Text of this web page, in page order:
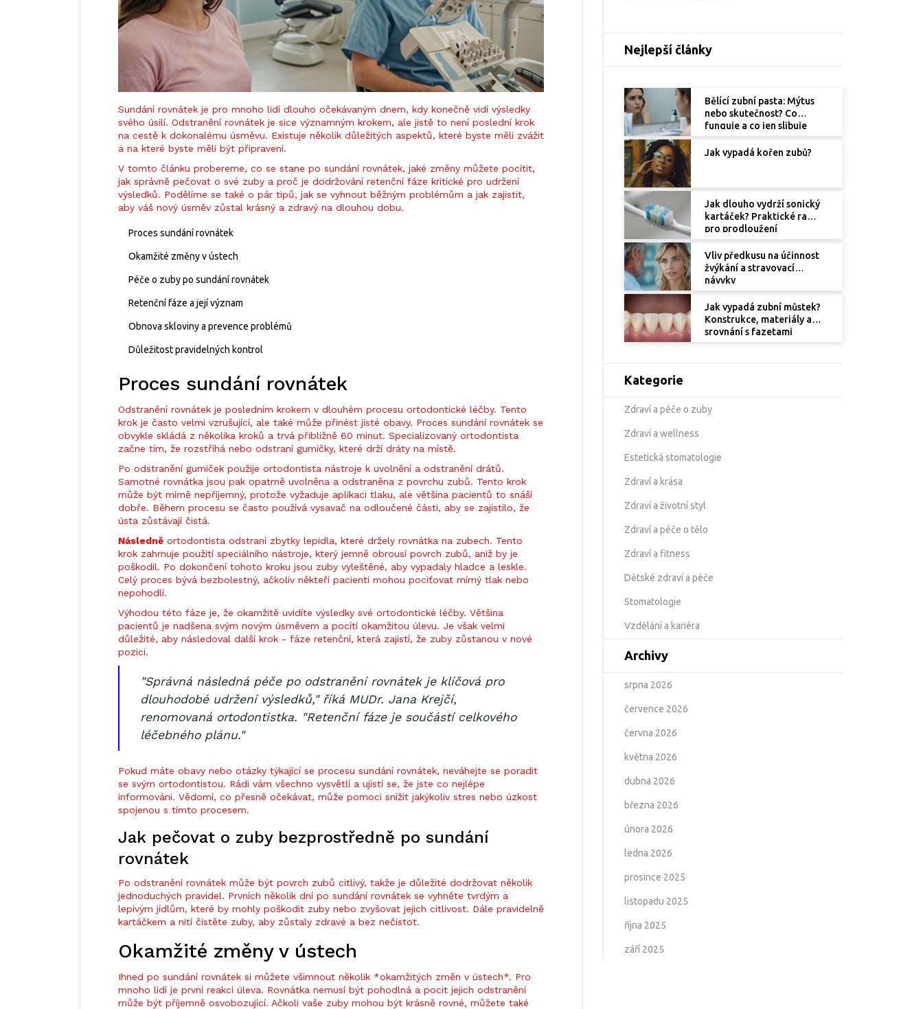
Sundání rovnátek je pro mnoho lidí dlouho očekávaným dnem, kdy konečně vidí výsledky
svého úsilí. Odstranění rovnátek je sice významným krokem, ale jistě to není poslední krok
na cestě k dokonalému úsměvu. Existuje několik důležitých aspektů, které byste měli zvážit
a na které byste měli být připraveni.
V tomto článku probereme, co se stane po sundání rovnátek, jaké změny můžete pocítit,
jak správně pečovat o své zuby a proč je dodržování retenční fáze kritické pro udržení
výsledků. Podělíme se také o pár tipů, jak se vyhnout běžným problémům a jak zajistit,
aby váš nový úsměv zůstal krásný a zdravý na dlouhou dobu.
Proces sundání rovnátek
Okamžité změny v ústech
Péče o zuby po sundání rovnátek
Retenční fáze a její význam
Obnova skloviny a prevence problémů
Důležitost pravidelných kontrol
Proces sundání rovnátek
Odstranění rovnátek je posledním krokem v dlouhém procesu ortodontické léčby. Tento
krok je často velmi vzrušující, ale také může přinést jisté obavy. Proces sundání rovnátek se
obvykle skládá z několika kroků a trvá přibližně 60 minut. Specializovaný ortodontista
začne tím, že rozstříhá nebo odstraní gumičky, které drží dráty na místě.
Po odstranění gumiček použije ortodontista nástroje k uvolnění a odstranění drátů.
Samotné rovnátka jsou pak opatrně uvolněna a odstraněna z povrchu zubů. Tento krok
může být mírně nepříjemný, protože vyžaduje aplikaci tlaku, ale většina pacientů to snáší
dobře. Během procesu se často používá vysavač na odloučené části, aby se zajistilo, že
ústa zůstávají čistá.
Následně ortodontista odstraní zbytky lepidla, které držely rovnátka na zubech. Tento
krok zahrnuje použití speciálního nástroje, který jemně obrousí povrch zubů, aniž by je
poškodil. Po dokončení tohoto kroku jsou zuby vyleštěné, aby vypadaly hladce a leskle.
Celý proces bývá bezbolestný, ačkoliv někteří pacienti mohou pociťovat mírný tlak nebo
nepohodlí.
Výhodou této fáze je, že okamžitě uvidíte výsledky své ortodontické léčby. Většina
pacientů je nadšena svým novým úsměvem a pocítí okamžitou úlevu. Je však velmi
důležité, aby následoval další krok - fáze retenční, která zajistí, že zuby zůstanou v nové
pozici.
"Správná následná péče po odstranění rovnátek je klíčová pro
dlouhodobé udržení výsledků," říká MUDr. Jana Krejčí,
renomovaná ortodontistka. "Retenční fáze je součástí celkového
léčebného plánu."
Pokud máte obavy nebo otázky týkající se procesu sundání rovnátek, neváhejte se poradit
se svým ortodontistou. Rádi vám všechno vysvětlí a ujistí se, že jste co nejlépe
informováni. Vědomí, co přesně očekávat, může pomoci snížit jakýkoliv stres nebo úzkost
spojenou s tímto procesem.
Jak pečovat o zuby bezprostředně po sundání
rovnátek
Po odstranění rovnátek může být povrch zubů citlivý, takže je důležité dodržovat několik
jednoduchých pravidel. Prvních několik dní po sundání rovnátek se vyhněte tvrdým a
lepivým jídlům, které by mohly poškodit zuby nebo zvyšovat jejich citlivost. Dále pravidelně
kartáčkem a nití čistěte zuby, aby zůstaly zdravé a bez nečistot.
Okamžité změny v ústech
Ihned po sundání rovnátek si můžete všimnout několik *okamžitých změn v ústech*. Pro
mnoho lidí je první reakcí úleva. Rovnátka nemusí být pohodlná a pocit jejich odstranění
může být příjemně osvobozující. Ačkoli vaše zuby mohou být krásně rovné, můžete také
Nejlepší články
Bělící zubní pasta: Mýtus
nebo skutečnost? Co
funguje a co jen slibuje
Jak vypadá kořen zubů?
Jak dlouho vydrží sonický
kartáček? Praktické rady
pro prodloužení
životnosti
Vliv předkusu na účinnost
žvýkání a stravovací
návyky
Jak vypadá zubní můstek?
Konstrukce, materiály a
srovnání s fazetami
Kategorie
Zdraví a péče o zuby
Zdraví a wellness
Estetická stomatologie
Zdraví a krása
Zdraví a životní styl
Zdraví a péče o tělo
Zdraví a fitness
Dětské zdraví a péče
Stomatologie
Vzdělání a kariéra
Archivy
srpna 2026
července 2026
června 2026
května 2026
dubna 2026
března 2026
února 2026
ledna 2026
prosince 2025
listopadu 2025
října 2025
září 2025